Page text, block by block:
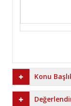
Konu